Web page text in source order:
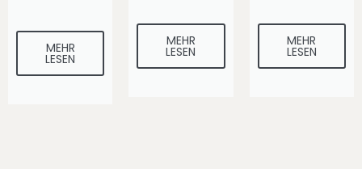
MEHR
LESEN
MEHR
LESEN
MEHR
LESEN